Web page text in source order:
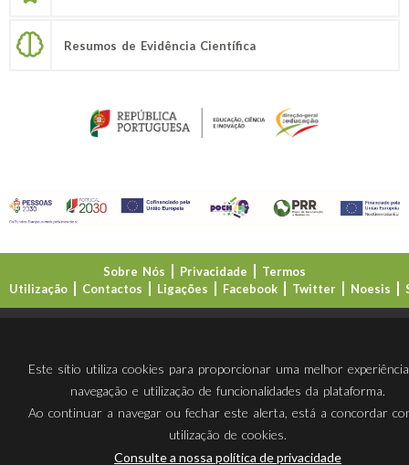
Resumos de Evidência Científica
Sobre Nós Privacidade
Termos
Utilização
Contactos Ligações Facebook Twitter Noesis
Este sítio utiliza cookies para proporcionar uma melhor
navegação e utilização de funcionalidades da plataforma.
Ao continuar a navegar ou fechar este alerta, está a concordar
utilização de cookies.
Consulte a nossa política de privacidade